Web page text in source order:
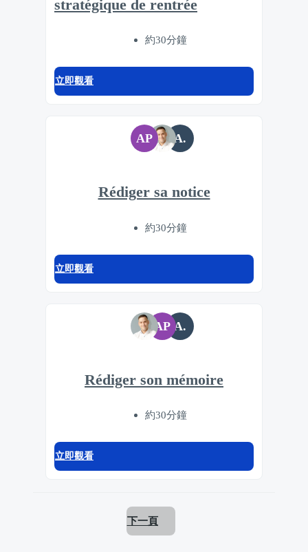
stratégique de rentrée
約30分鐘
立即觀看
AP A.
Rédiger sa notice
約30分鐘
立即觀看
AP A.
Rédiger son mémoire
約30分鐘
立即觀看
下一頁